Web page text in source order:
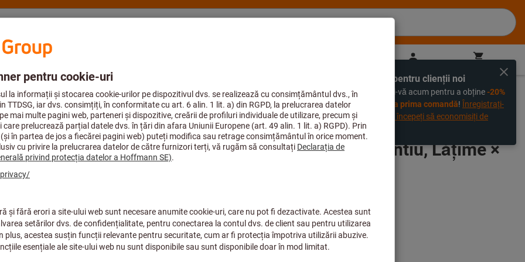
şi suport
% Exclusiv pentru clienții noi
Înregistrați-vă acum pentru a obține-20%
reducere la prima comandă! Înregistrați-
vă acum și începeți să economisiți de
astăzi!
adezive cu ţesătură
Bandă adezivă din ţesătură, argintiu, Lăţime ×